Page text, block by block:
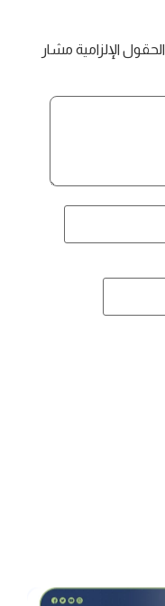
الحقول الإلزامية مشار